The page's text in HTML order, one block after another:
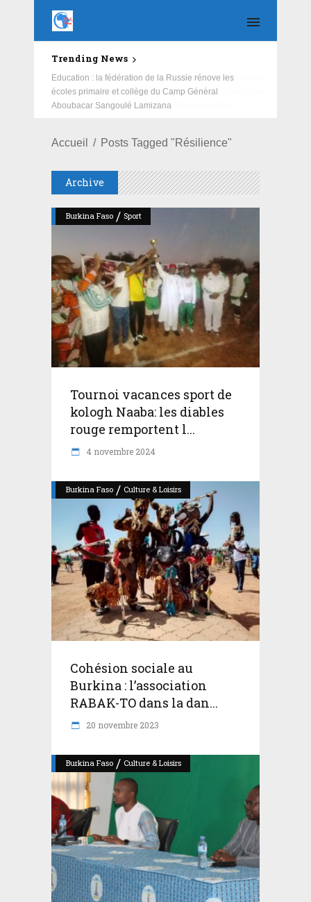
Trending News
Education : la fédération de la Russie rénove les
écoles primaire et collège du Camp Général
Aboubacar Sangoulé Lamizana
Accueil Posts Tagged "Résilience"
Archive
Burkina Faso / Sport
Tournoi vacances sport de
kologh Naaba: les diables
rouge remportent l...
4 novembre 2024
Burkina Faso / Culture & Loisirs
Cohésion sociale au
Burkina : l’association
RABAK-TO dans la dan...
20 novembre 2023
Burkina Faso / Culture & Loisirs